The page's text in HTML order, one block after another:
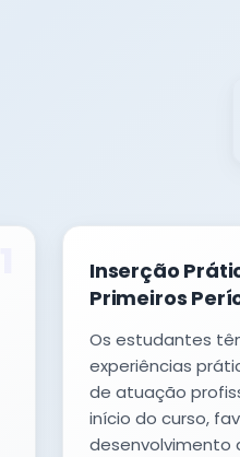
Inserção
Primeiros
Os estudantes
experiências
de atuação
início do curso,
desenvolvimento